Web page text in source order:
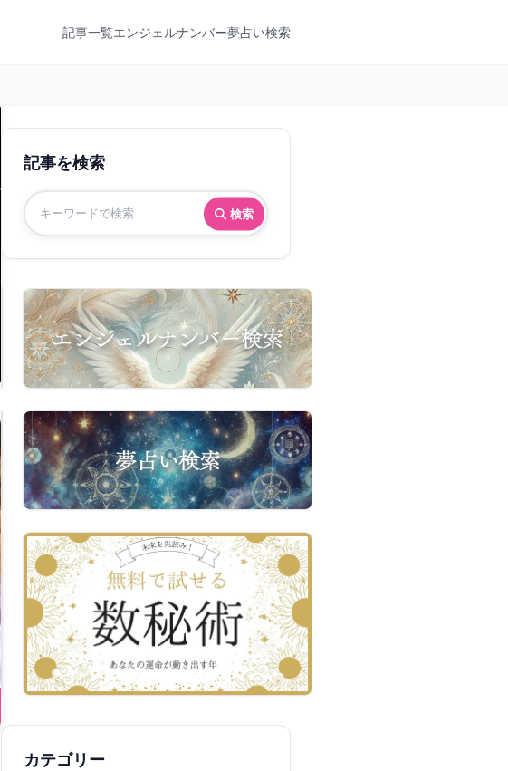
記事一覧エンジェルナンバー夢占い検索
記事を検索
検索
カテゴリー